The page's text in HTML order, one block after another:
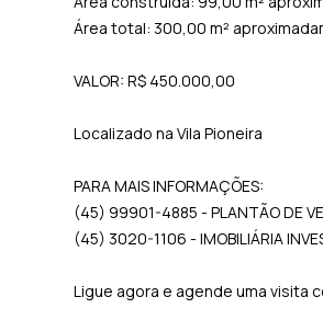
Área total: 300,00 m²
VALOR: R$ 450.000,00
Localizado na Vila Pioneira
PARA MAIS INFORMAÇÕES:
(45) 99901-4885 - PLANTÃO DE
(45) 3020-1106 - IMOBILIÁRIA
Ligue agora e agende uma